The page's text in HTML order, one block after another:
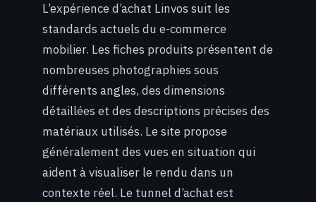
L’expérience d’achat Linvos suit les
standards actuels du e-commerce
mobilier. Les fiches produits présentent de
nombreuses photographies sous
différents angles, des dimensions
détaillées et des descriptions précises des
matériaux utilisés. Le site propose
généralement des vues en situation qui
aident à visualiser le rendu dans un
contexte réel. Le tunnel d’achat est